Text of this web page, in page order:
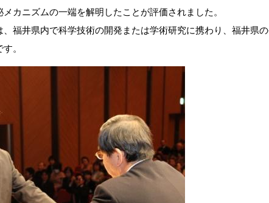
カニズムの一端を解明したことが評価されました。
福井県内で科学技術の開発または学術研究に携わり、福井県
。